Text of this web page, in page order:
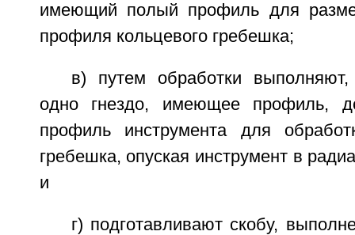
имеющий полый профиль для
профиля кольцевого гребешка;
в) путем обработки
одно гнездо, имеющее профиль,
профиль инструмента для
гребешка, опуская инструмент в
и
г) подготавливают скобу,